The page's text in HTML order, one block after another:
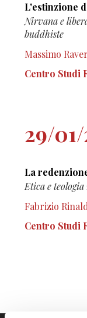
L'estinzione
Nirvana e
buddhiste
Massimo
Centro Studi
29/
La
Etica e
Fabrizio
Centro Studi